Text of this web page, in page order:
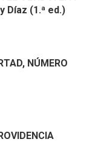
Díaz (1.ª ed.)
NÚMERO